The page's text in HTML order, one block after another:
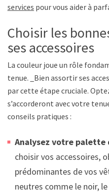
services pour vous aider à
Choisir les
ses accessoires
La couleur joue un rôle
tenue. _Bien assortir ses
par cette étape cruciale.
s’accorderont avec votre
conseils pratiques :
Analysez votre palette
choisir vos accessoires,
prédominantes de vos
neutres comme le noir,